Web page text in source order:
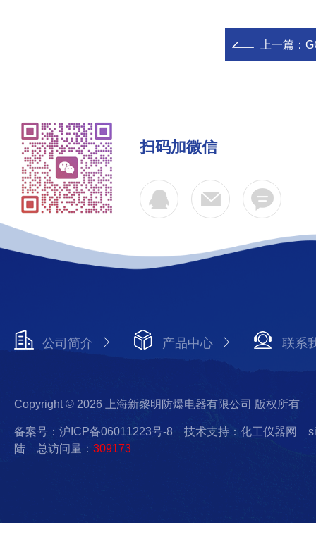
上一篇：
扫码加微信
公司简介 产品中心 联系
Copyright © 2026 上海新黎明防爆电器有限公司 版权所有
备案号：沪ICP备06011223号-8 技术支持：化工仪器网
陆 总访问量： 309173